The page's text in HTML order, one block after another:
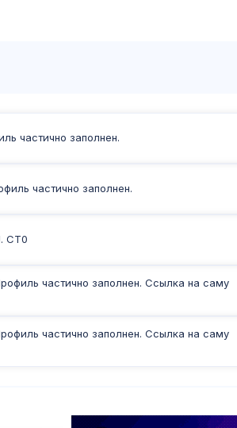
частично заполнен.
частично заполнен.
CT0
частично заполнен. Ссылка на саму
частично заполнен. Ссылка на саму